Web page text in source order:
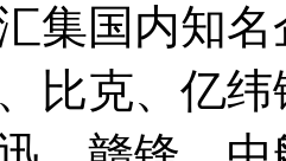
集国内知
比克、亿